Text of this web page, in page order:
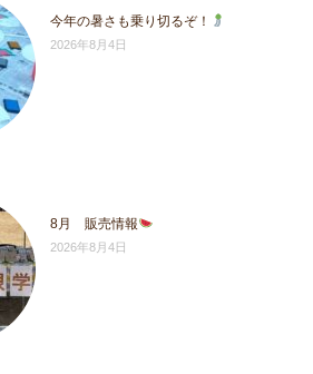
今年の暑さも乗り切るぞ！
2026年8月4日
8月 販売情報
2026年8月4日